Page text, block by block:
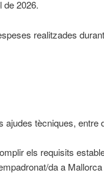
de 2026.
realitzades
ajudes tècniques, entre
els requisits
da a